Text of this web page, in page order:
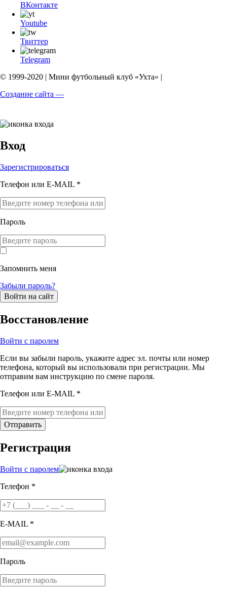
ВКонтакте
Youtube
Твиттер
Telegram
© 1999-2020 | Мини футбольный клуб «Ухта» |
Создание сайта —
Вход
Зарегистрироваться
Телефон или E-MAIL *
Пароль
Запомнить меня
Забыли пароль?
Войти на сайт
Восстановление
Войти с паролем
Если вы забыли пароль, укажите адрес эл. почты или номер
телефона, который вы использовали при регистрации. Мы
отправим вам инструкцию по смене пароля.
Телефон или E-MAIL *
Отправить
Регистрация
Войти с паролем
Телефон *
E-MAIL *
Пароль